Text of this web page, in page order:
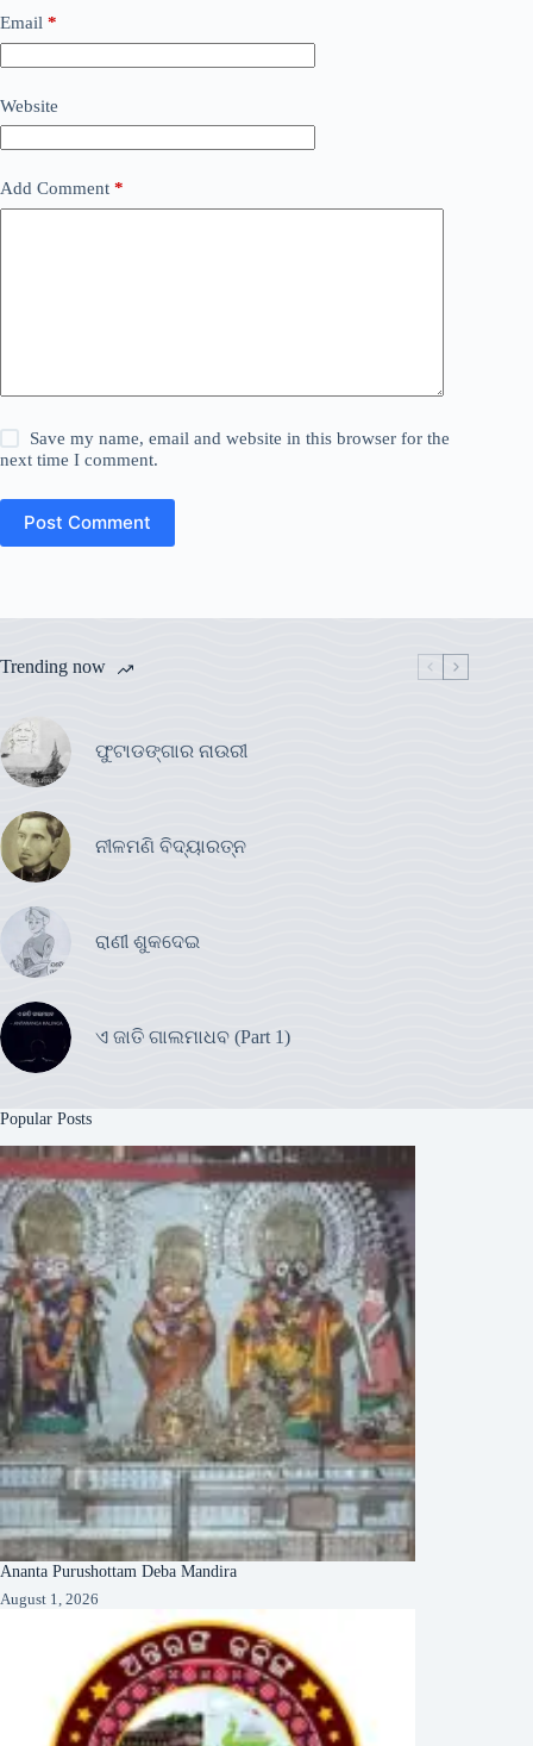
Email *
Website
Add Comment *
Save my name, email and website in this browser for the
next time I comment.
Post Comment
Trending now
ଫୁଟାଡଙ୍ଗାର ନାଉରୀ
ନୀଳମଣି ବିଦ୍ୟାରତ୍ନ
ରାଣୀ ଶୁକଦେଇ
ଏ ଜାତି ଗାଲମାଧବ (Part 1)
Popular Posts
Ananta Purushottam Deba Mandira
August 1, 2026